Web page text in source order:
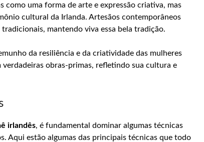
como uma forma de arte e expressão criativa, mas
cultural da Irlanda. Artesãos contemporâneos
mantendo viva essa bela tradição.
da resiliência e da criatividade das mulheres
obras-primas, refletindo sua cultura e
irlandês, é fundamental dominar algumas técnicas
Aqui estão algumas das principais técnicas que todo